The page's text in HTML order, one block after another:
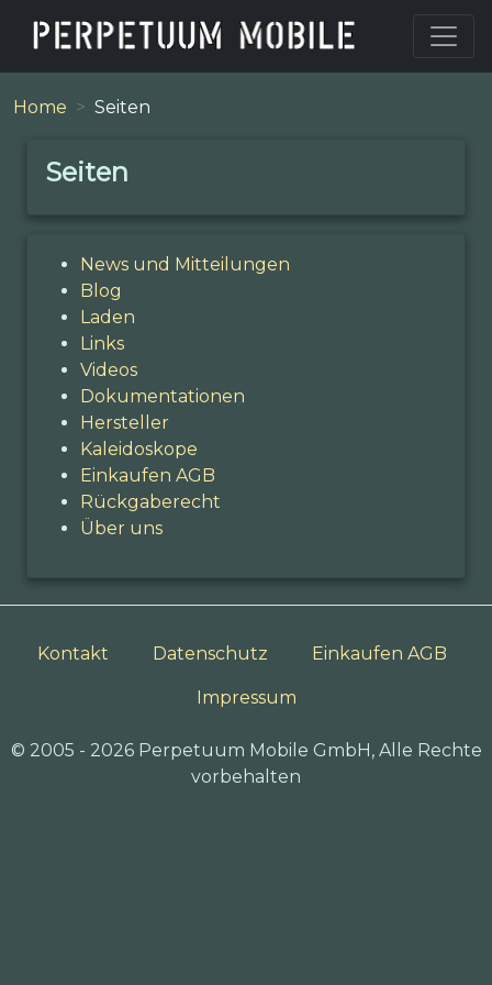
Home Seiten
Seiten
News und Mitteilungen
Blog
Laden
Links
Videos
Dokumentationen
Hersteller
Kaleidoskope
Einkaufen AGB
Rückgaberecht
Über uns
Kontakt Datenschutz Einkaufen AGB
Impressum
© 2005 - 2026 Perpetuum Mobile GmbH, Alle Rechte
vorbehalten